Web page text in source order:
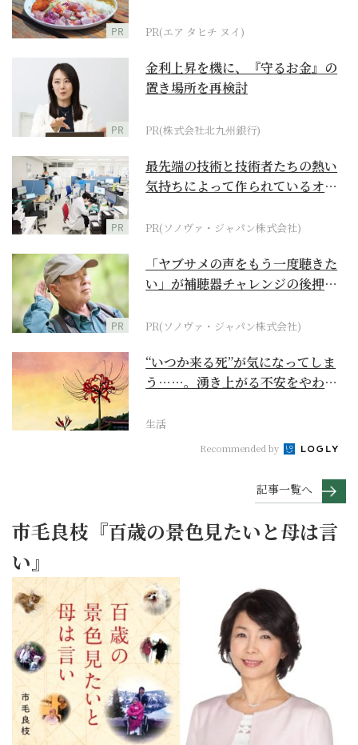
PR PR(エア タヒチ ヌイ)
PR
金利上昇を機に、『守るお金』の
置き場所を再検討
PR(株式会社北九州銀行)
PR
最先端の技術と技術者たちの熱い
気持ちによって作られているオー
PR(ソノヴァ・ジャパン株式会社)
PR
「ヤブサメの声をもう一度聴きた
い」が補聴器チャレンジの後押し
PR(ソノヴァ・ジャパン株式会社)
“いつか来る死”が気になってしま
う……。湧き上がる不安をやわら
生活
Recommended by
記事一覧へ
市毛良枝『百歳の景色見たいと母は言
い』